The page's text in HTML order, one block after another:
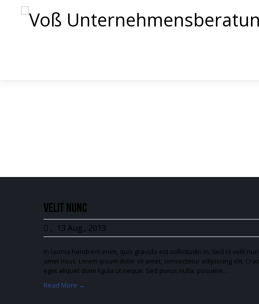
Velit nunc
, 13 Aug., 2013
In lacinia hendrerit enim, quis gravida est sollicitudin in. Sed id velit
amet risus. Lorem ipsum dolor sit amet, consectetur adipiscing elit.
eget aliquet diam ligula ut neque. Sed purus nulla, posuere…
Read More →